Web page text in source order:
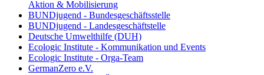
Aktion & Mobilisierung
BUNDjugend - Bundesgeschäftsstelle
BUNDjugend - Landesgeschäftstelle
Deutsche Umwelthilfe (DUH)
Ecologic Institute - Kommunikation und Events
Ecologic Institute - Orga-Team
GermanZero e.V.